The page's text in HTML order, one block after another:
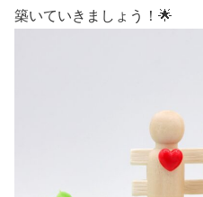
築いていきましょう！🌟